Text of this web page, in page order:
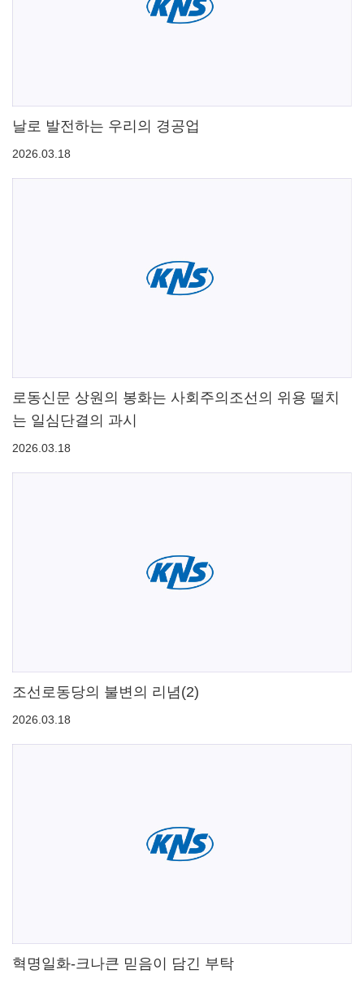
날로 발전하는 우리의 경공업
2026.03.18
로동신문 상원의 봉화는 사회주의조선의 위용 떨치
는 일심단결의 과시
2026.03.18
조선로동당의 불변의 리념(2)
2026.03.18
혁명일화-크나큰 믿음이 담긴 부탁